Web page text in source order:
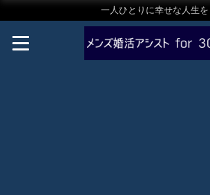
一人ひとりに幸せな人生を